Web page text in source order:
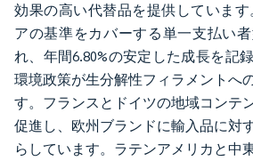
効果の高い代替品を提供していま
アの基準をカバーする単一支払い
れ、年間6.80%の安定した成長を記
環境政策が生分解性フィラメントへ
す。フランスとドイツの地域コンテ
促進し、欧州ブランドに輸入品に対
らしています。ラテンアメリカと中